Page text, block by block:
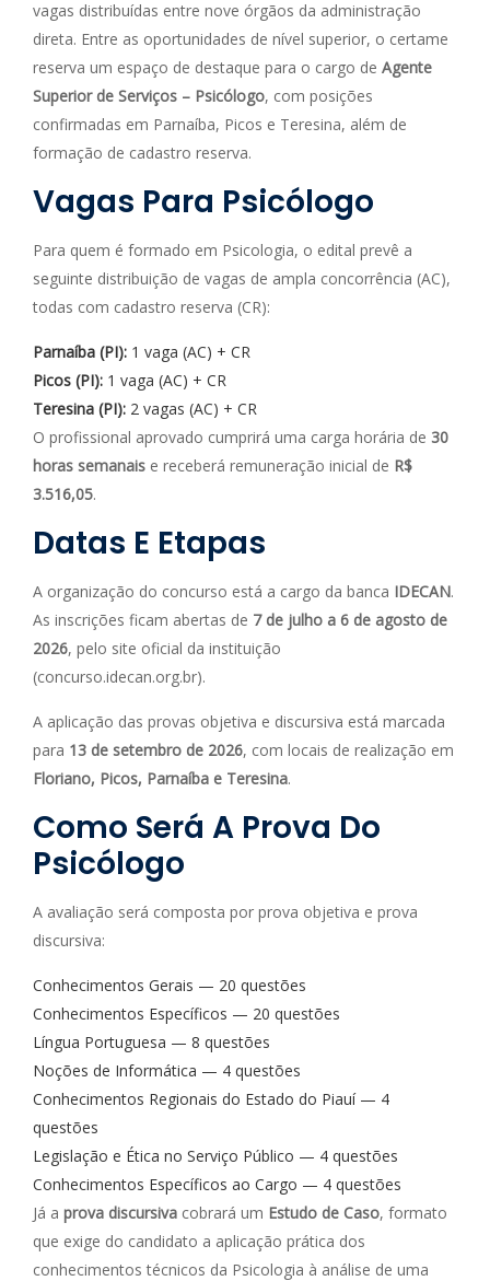
vagas distribuídas entre nove órgãos da administração
direta. Entre as oportunidades de nível superior, o certame
reserva um espaço de destaque para o cargo de Agente
Superior de Serviços – Psicólogo, com posições
confirmadas em Parnaíba, Picos e Teresina, além de
formação de cadastro reserva.
Vagas Para Psicólogo
Para quem é formado em Psicologia, o edital prevê a
seguinte distribuição de vagas de ampla concorrência (AC),
todas com cadastro reserva (CR):
Parnaíba (PI): 1 vaga (AC) + CR
Picos (PI): 1 vaga (AC) + CR
Teresina (PI): 2 vagas (AC) + CR
O profissional aprovado cumprirá uma carga horária de 30
horas semanais e receberá remuneração inicial de R$
3.516,05.
Datas E Etapas
A organização do concurso está a cargo da banca IDECAN.
As inscrições ficam abertas de 7 de julho a 6 de agosto de
2026, pelo site oficial da instituição
(concurso.idecan.org.br).
A aplicação das provas objetiva e discursiva está marcada
para 13 de setembro de 2026, com locais de realização em
Floriano, Picos, Parnaíba e Teresina.
Como Será A Prova Do
Psicólogo
A avaliação será composta por prova objetiva e prova
discursiva:
Conhecimentos Gerais — 20 questões
Conhecimentos Específicos — 20 questões
Língua Portuguesa — 8 questões
Noções de Informática — 4 questões
Conhecimentos Regionais do Estado do Piauí — 4
questões
Legislação e Ética no Serviço Público — 4 questões
Conhecimentos Específicos ao Cargo — 4 questões
Já a prova discursiva cobrará um Estudo de Caso, formato
que exige do candidato a aplicação prática dos
conhecimentos técnicos da Psicologia à análise de uma